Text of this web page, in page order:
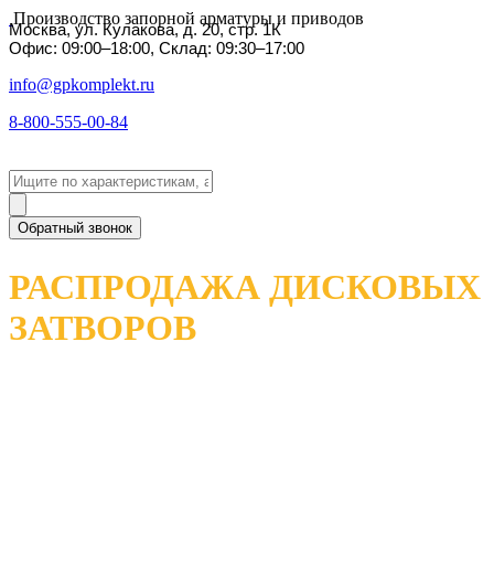
Производство запорной арматуры и приводов
Москва, ул. Кулакова, д. 20, стр. 1К
Офис: 09:00–18:00, Склад: 09:30–17:00
info@gpkomplekt.ru
8-800-555-00-84
Обратный звонок
РАСПРОДАЖА ДИСКОВЫХ
ЗАТВОРОВ